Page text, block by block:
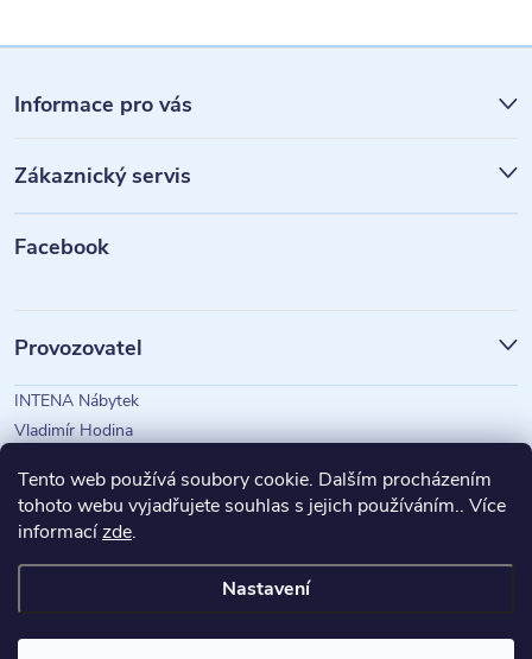
Tento web používá soubory cookie. Dalším procházením
tohoto webu vyjadřujete souhlas s jejich používáním.. Více
informacízde.
Nastavení
á
p
a
Informace pro vás
Zákaznický servis
Facebook
Provozovatel
INTENA Nábytek
Vladimír Hodina
Copyright 2026INTENA Nábytek. Všechna práva vyhrazena.